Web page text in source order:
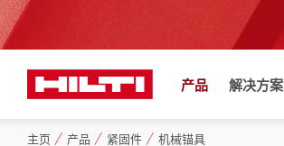
产品 解决方案
主页 产品 紧固件 机械锚具